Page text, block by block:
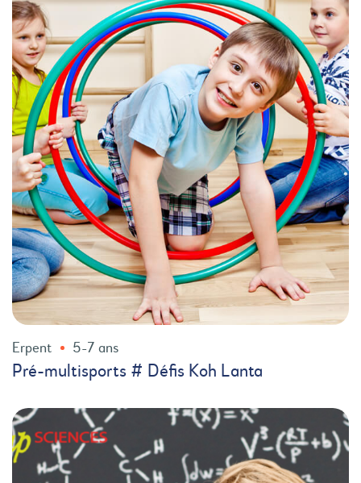
Erpent 5-7 ans
Pré-multisports # Défis Koh Lanta